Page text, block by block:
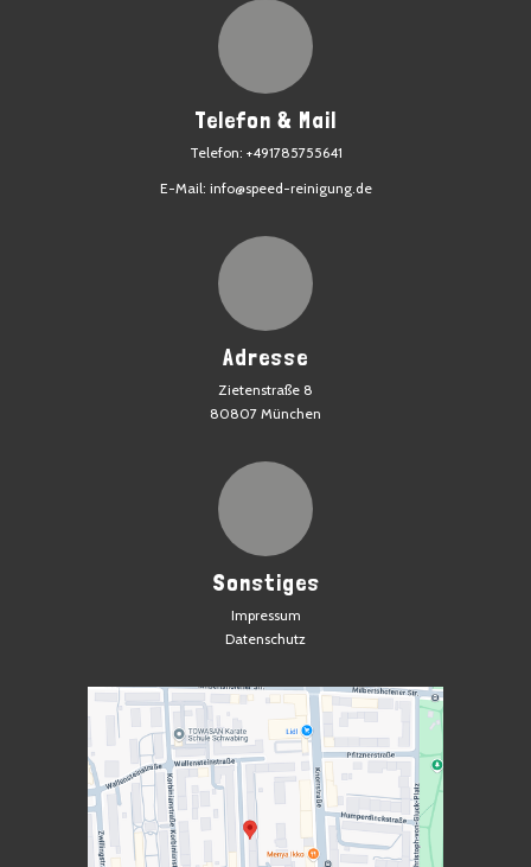
Telefon & Mail
Telefon: +491785755641
E-Mail: info@speed-reinigung.de
Adresse
Zietenstraße 8
80807 München
Sonstiges
Impressum
Datenschutz